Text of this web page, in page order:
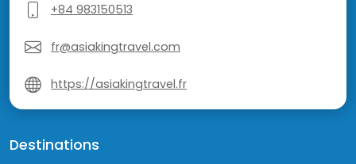
+84 983150513
fr@asiakingtravel.com
https://asiakingtravel.fr
Destinations